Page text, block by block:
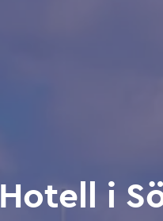
Hotell i